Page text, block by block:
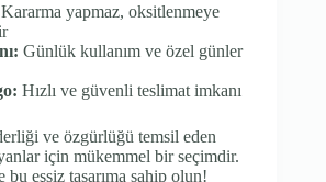
Kararma yapmaz, oksitlenmeye
Günlük kullanım ve özel günler
Hızlı ve güvenli teslimat imkanı
ve özgürlüğü temsil eden
için mükemmel bir seçimdir.
eşsiz tasarıma sahip olun!